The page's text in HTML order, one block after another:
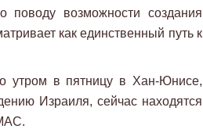
возможности создания
как единственный путь к
утром в пятницу в Хан-Юнисе,
Израиля, сейчас находятся